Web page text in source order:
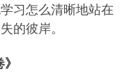
习怎么清晰地站在
的彼岸。